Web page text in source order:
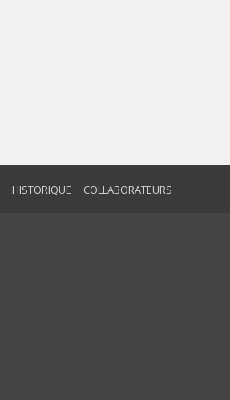
HISTORIQUE COLLABORATEURS